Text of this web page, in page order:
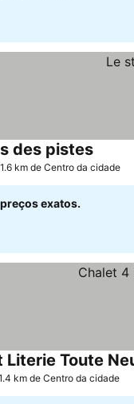
des pistes
km de Centro da cidade
exatos.
Literie Toute
km de Centro da cidade